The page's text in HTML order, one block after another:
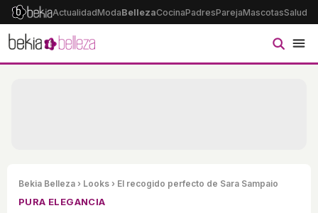
ActualidadModaBellezaCocinaPadresParejaMascotasSalud
Bekia Belleza › Looks › El recogido perfecto de Sara Sampaio
PURA ELEGANCIA